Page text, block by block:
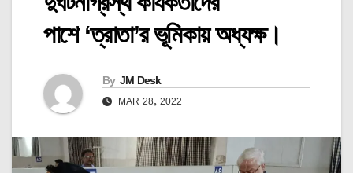
পাশে ‘ত্রাতা’র ভূমিকায় অধ্যক্ষ।
By JM Desk
MAR 28, 2022